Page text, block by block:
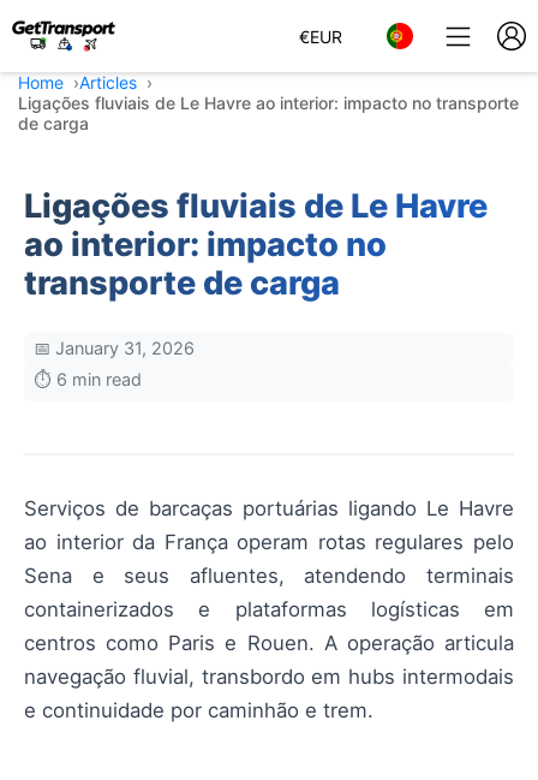
€EUR
Home
Articles
Ligações fluviais de Le Havre ao interior: impacto no transporte
de carga
Ligações fluviais de Le Havre
ao interior: impacto no
transporte de carga
📅 January 31, 2026
⏱️ 6 min read
Serviços de barcaças portuárias ligando Le Havre
ao interior da França operam rotas regulares pelo
Sena e seus afluentes, atendendo terminais
containerizados e plataformas logísticas em
centros como Paris e Rouen. A operação articula
navegação fluvial, transbordo em hubs intermodais
e continuidade por caminhão e trem.